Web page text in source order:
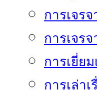
การเจร
การเจร
การเยี่ย
การเล่าเ